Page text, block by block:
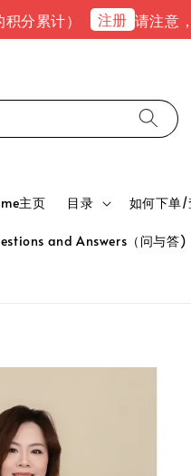
） 注册 请注意，请注
主页 目录 如何下单/
and Answers（问与答)